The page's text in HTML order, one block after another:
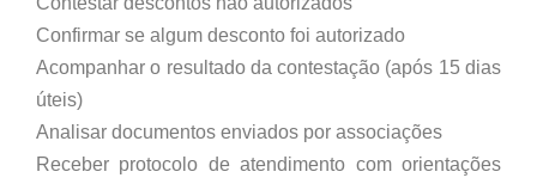
Confirmar se algum desconto foi autorizado
Acompanhar o resultado da contestação (após 15 dias
úteis)
Analisar documentos enviados por associações
Receber protocolo de atendimento com orientações